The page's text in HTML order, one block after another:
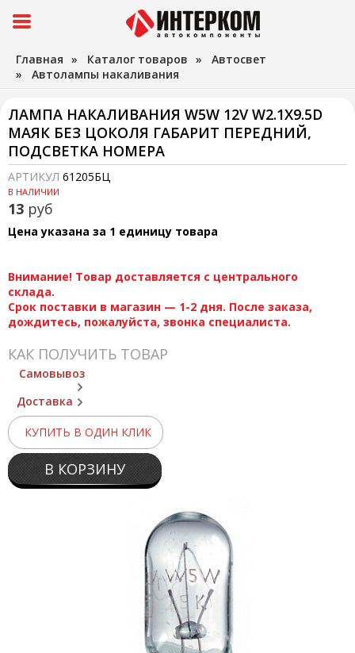
Главная » Каталог товаров » Автосвет
» Автолампы накаливания
ЛАМПА НАКАЛИВАНИЯ W5W 12V W2.1X9.5D
МАЯК БЕЗ ЦОКОЛЯ ГАБАРИТ ПЕРЕДНИЙ,
ПОДСВЕТКА НОМЕРА
АРТИКУЛ 61205БЦ
В НАЛИЧИИ
13 руб
Цена указана за 1 единицу товара
Внимание! Товар доставляется с центрального
склада.
Срок поставки в магазин — 1-2 дня. После заказа,
дождитесь, пожалуйста, звонка специалиста.
КАК ПОЛУЧИТЬ ТОВАР
Самовывоз
Доставка
КУПИТЬ В ОДИН КЛИК
В КОРЗИНУ